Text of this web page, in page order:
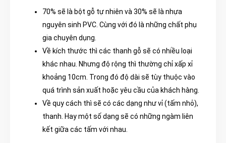
70% sẽ là bột gỗ tự nhiên và 30% sẽ là nhựa
nguyên sinh PVC. Cùng với đó là những chất phụ
gia chuyên dụng.
Về kích thước thì các thanh gỗ sẽ có nhiều loại
khác nhau. Nhưng độ rộng thì thường chỉ xấp xỉ
khoảng 10cm. Trong đó độ dài sẽ tùy thuộc vào
quá trình sản xuất hoặc yêu cầu của khách hàng.
Về quy cách thì sẽ có các dạng như vỉ (tấm nhỏ),
thanh. Hay một số dạng sẽ có những ngàm liên
kết giữa các tấm với nhau.